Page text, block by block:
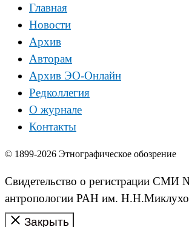
Главная
Новости
Архив
Авторам
Архив ЭО-Онлайн
Редколлегия
О журнале
Контакты
© 1899-2026 Этнографическое обозрение
Свидетельство о регистрации СМИ
антропологии РАН им. Н.Н.Миклухо-
Закрыть